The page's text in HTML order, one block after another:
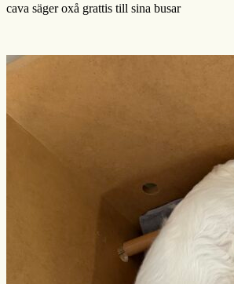
cava säger oxå grattis till sina busar